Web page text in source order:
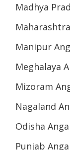
Madhya
Manipur
Meghalaya
Mizoram
Nagaland
Odisha
Punjab